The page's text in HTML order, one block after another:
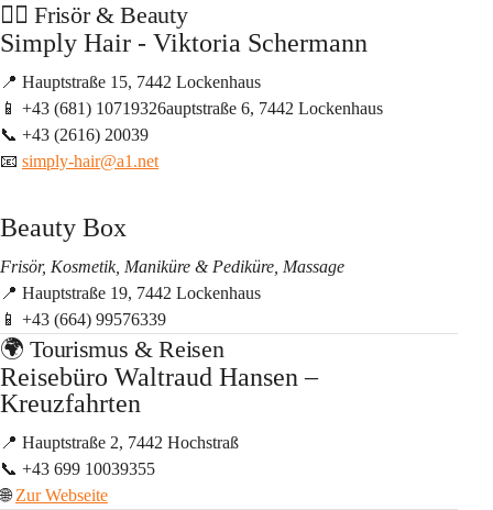
🧘‍♂️ Frisör & Beauty
Simply Hair - Viktoria Schermann
📍 Hauptstraße 15, 7442 Lockenhaus
📱 +43 (681) 10719326auptstraße 6, 7442 Lockenhaus
📞 +43 (2616) 20039
📧 simply-hair@a1.net
Beauty Box
Frisör, Kosmetik, Maniküre & Pediküre, Massage
📍 Hauptstraße 19, 7442 Lockenhaus
📱 +43 (664) 99576339
🌍 Tourismus & Reisen
Reisebüro Waltraud Hansen –
Kreuzfahrten
📍 Hauptstraße 2, 7442 Hochstraß
📞 +43 699 10039355
🌐 Zur Webseite